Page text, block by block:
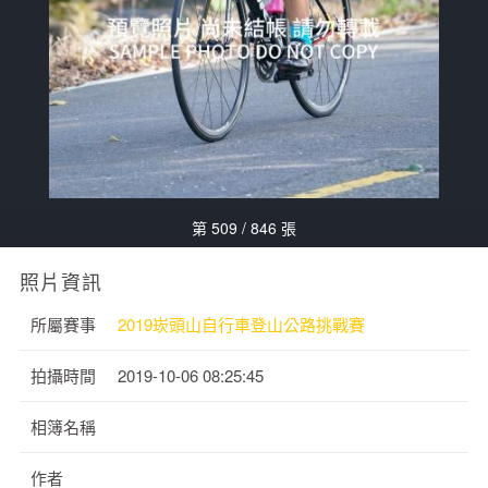
第 509 / 846 張
照片資訊
所屬賽事 2019崁頭山自行車登山公路挑戰賽
拍攝時間 2019-10-06 08:25:45
相簿名稱
作者